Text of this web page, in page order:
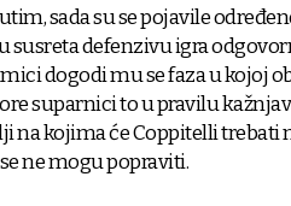
sada su se pojavile
susreta defenzivu igra
dogodi mu se faza u kojoj
suparnici to u pravilu
na kojima će Coppitelli trebati
ne mogu popraviti.